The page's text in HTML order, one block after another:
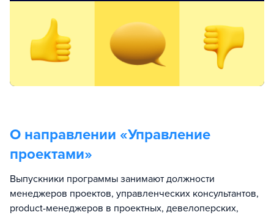
О направлении «Управление
проектами»
Выпускники программы занимают должности
менеджеров проектов, управленческих консультантов,
product-менеджеров в проектных, девелоперских,